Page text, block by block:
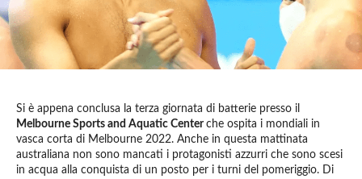
Si è appena conclusa la terza giornata di batterie presso il
Melbourne Sports and Aquatic Centerche ospita i mondiali in
vasca corta di Melbourne 2022. Anche in questa mattinata
australiana non sono mancati i protagonisti azzurri che sono scesi
in acqua alla conquista di un posto per i turni del pomeriggio. Di